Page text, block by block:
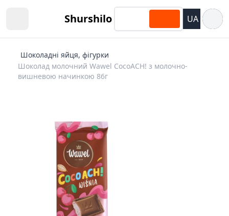
Shurshilo UA
Шоколадні яйця, фігурки
Шоколад молочний Wawel CocoACH! з молочно-
вишневою начинкою 86г